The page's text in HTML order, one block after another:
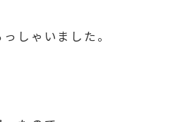
しゃいました。